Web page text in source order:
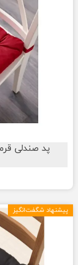
پیشنهاد شگفت‌انگیز